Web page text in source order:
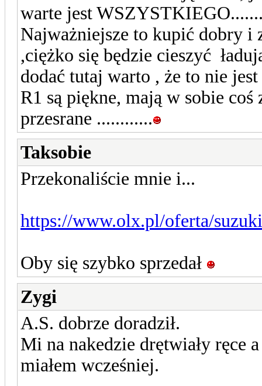
warte jest
Najważniejsze to kupić dobry i
,ciężko się będzie cieszyć
dodać tutaj warto , że to nie
R1 są piękne, mają w sobie
przesrane ............
Taksobie
Przekonaliście mnie i...
https://www.olx.pl/oferta/
Oby się szybko sprzedał
Zygi
A.S. dobrze doradził.
Mi na nakedzie drętwiały ręce
miałem wcześniej.